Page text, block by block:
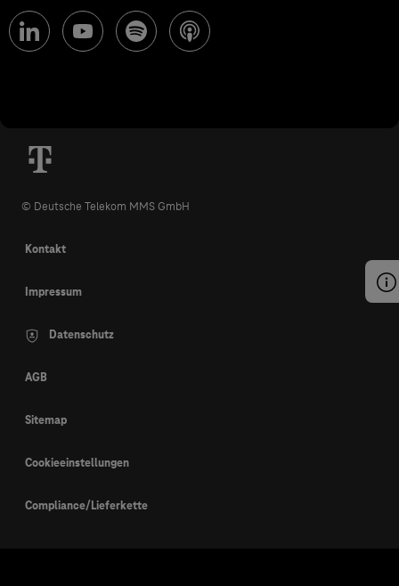
© Deutsche Telekom MMS GmbH
Kontakt
Impressum
Datenschutz
AGB
Sitemap
Cookieeinstellungen
Compliance/Lieferkette